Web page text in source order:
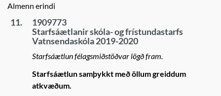
Almenn erindi
11.
1909773
Starfsáætlanir skóla- og frístundastarfs
Vatnsendaskóla 2019-2020
Starfsáætlun félagsmiðstöðvar lögð fram.
Starfsáætlun samþykkt með öllum greiddum
atkvæðum.